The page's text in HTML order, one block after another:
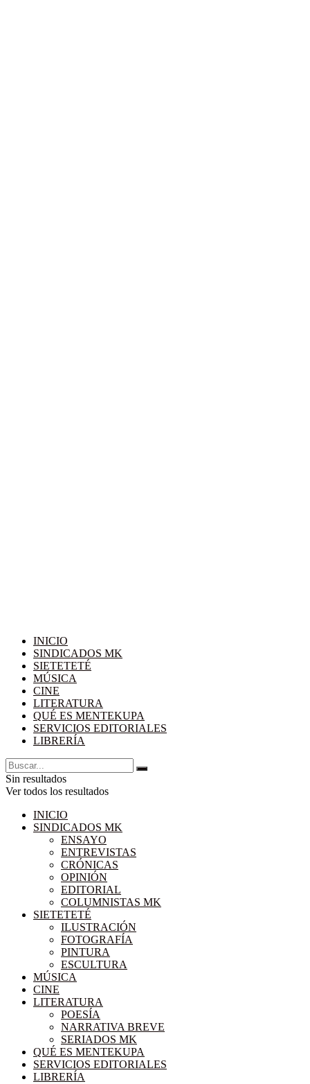
INICIO
SINDICADOS MK
SIETETETÉ
MÚSICA
CINE
LITERATURA
QUÉ ES MENTEKUPA
SERVICIOS EDITORIALES
LIBRERÍA
Sin resultados
Ver todos los resultados
INICIO
SINDICADOS MK
ENSAYO
ENTREVISTAS
CRÓNICAS
OPINIÓN
EDITORIAL
COLUMNISTAS MK
SIETETETÉ
ILUSTRACIÓN
FOTOGRAFÍA
PINTURA
ESCULTURA
MÚSICA
CINE
LITERATURA
POESÍA
NARRATIVA BREVE
SERIADOS MK
QUÉ ES MENTEKUPA
SERVICIOS EDITORIALES
LIBRERÍA